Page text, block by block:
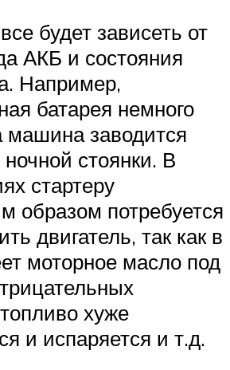
будет зависеть от
АКБ и состояния
Например,
батарея немного
машина заводится
стоянки. В
стартеру
образом потребуется
двигатель, так как в
моторное масло под
хуже
и испаряется и т.д.